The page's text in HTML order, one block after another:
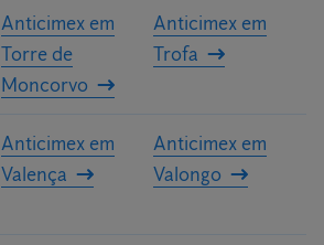
Anticimex em
Torre de
Moncorvo
Anticimex em
Trofa
Anticimex em
Valença
Anticimex em
Valongo